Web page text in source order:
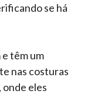
se há
têm um
nas costuras
eles